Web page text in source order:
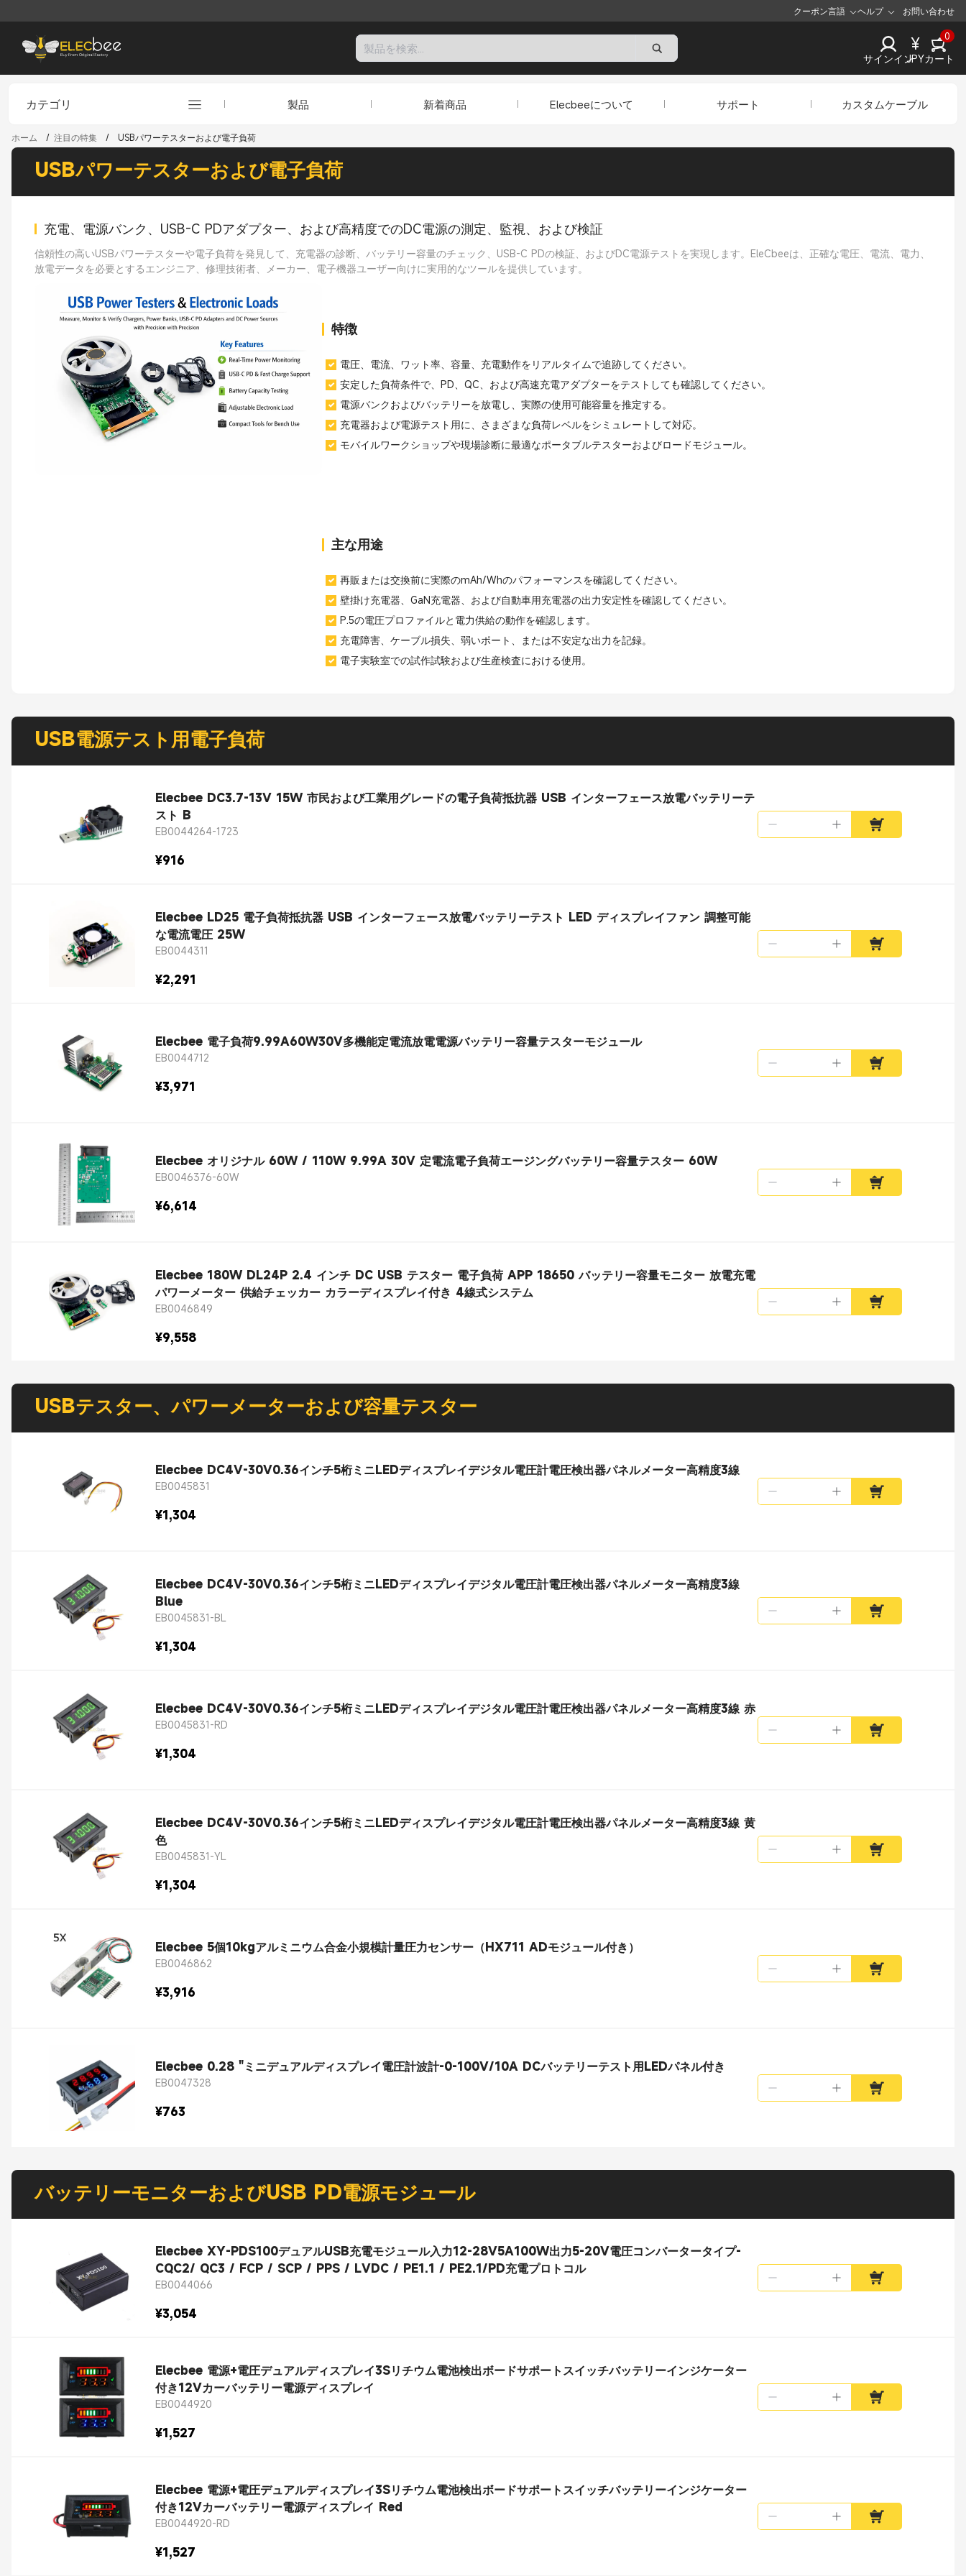
クーポン言語 ヘルプ お問い合わせ
サインイン
¥
JPY
0
カート
カテゴリ 製品 新着商品 Elecbeeについて サポート カスタムケーブル
ホーム / 注目の特集 / USBパワーテスターおよび電子負荷
USBパワーテスターおよび電子負荷
充電、電源バンク、USB-C PDアダプター、および高精度でのDC電源の測定、監視、および検証
信頼性の高いUSBパワーテスターや電子負荷を発見して、充電器の診断、バッテリー容量のチェック、USB-C PDの検証、およびDC電源テストを実現します。EleCbeeは、正確な電圧、電流、電力、
放電データを必要とするエンジニア、修理技術者、メーカー、電子機器ユーザー向けに実用的なツールを提供しています。
特徴
電圧、電流、ワット率、容量、充電動作をリアルタイムで追跡してください。
安定した負荷条件で、PD、QC、および高速充電アダプターをテストしても確認してください。
電源バンクおよびバッテリーを放電し、実際の使用可能容量を推定する。
充電器および電源テスト用に、さまざまな負荷レベルをシミュレートして対応。
モバイルワークショップや現場診断に最適なポータブルテスターおよびロードモジュール。
主な用途
再販または交換前に実際のmAh/Whのパフォーマンスを確認してください。
壁掛け充電器、GaN充電器、および自動車用充電器の出力安定性を確認してください。
P.5の電圧プロファイルと電力供給の動作を確認します。
充電障害、ケーブル損失、弱いポート、または不安定な出力を記録。
電子実験室での試作試験および生産検査における使用。
USB電源テスト用電子負荷
Elecbee DC3.7-13V 15W 市民および工業用グレードの電子負荷抵抗器 USB インターフェース放電バッテリーテ
スト B
EB0044264-1723
¥916
Elecbee LD25 電子負荷抵抗器 USB インターフェース放電バッテリーテスト LED ディスプレイファン 調整可能
な電流電圧 25W
EB0044311
¥2,291
Elecbee 電子負荷9.99A60W30V多機能定電流放電電源バッテリー容量テスターモジュール
EB0044712
¥3,971
Elecbee オリジナル 60W / 110W 9.99A 30V 定電流電子負荷エージングバッテリー容量テスター 60W
EB0046376-60W
¥6,614
Elecbee 180W DL24P 2.4 インチ DC USB テスター 電子負荷 APP 18650 バッテリー容量モニター 放電充電
パワーメーター 供給チェッカー カラーディスプレイ付き 4線式システム
EB0046849
¥9,558
USBテスター、パワーメーターおよび容量テスター
Elecbee DC4V-30V0.36インチ5桁ミニLEDディスプレイデジタル電圧計電圧検出器パネルメーター高精度3線
EB0045831
¥1,304
Elecbee DC4V-30V0.36インチ5桁ミニLEDディスプレイデジタル電圧計電圧検出器パネルメーター高精度3線
Blue
EB0045831-BL
¥1,304
Elecbee DC4V-30V0.36インチ5桁ミニLEDディスプレイデジタル電圧計電圧検出器パネルメーター高精度3線 赤
EB0045831-RD
¥1,304
Elecbee DC4V-30V0.36インチ5桁ミニLEDディスプレイデジタル電圧計電圧検出器パネルメーター高精度3線 黄
色
EB0045831-YL
¥1,304
Elecbee 5個10kgアルミニウム合金小規模計量圧力センサー（HX711 ADモジュール付き）
EB0046862
¥3,916
Elecbee 0.28 "ミニデュアルディスプレイ電圧計波計-0-100V/10A DCバッテリーテスト用LEDパネル付き
EB0047328
¥763
バッテリーモニターおよびUSB PD電源モジュール
Elecbee XY-PDS100デュアルUSB充電モジュール入力12-28V5A100W出力5-20V電圧コンバータータイプ-
CQC2/ QC3 / FCP / SCP / PPS / LVDC / PE1.1 / PE2.1/PD充電プロトコル
EB0044066
¥3,054
Elecbee 電源+電圧デュアルディスプレイ3Sリチウム電池検出ボードサポートスイッチバッテリーインジケーター
付き12Vカーバッテリー電源ディスプレイ
EB0044920
¥1,527
Elecbee 電源+電圧デュアルディスプレイ3Sリチウム電池検出ボードサポートスイッチバッテリーインジケーター
付き12Vカーバッテリー電源ディスプレイ Red
EB0044920-RD
¥1,527